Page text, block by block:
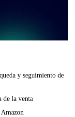
y seguimiento de
de la venta
Amazon